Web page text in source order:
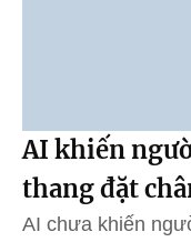
AI khiến
thang đặt
AI chưa khiến